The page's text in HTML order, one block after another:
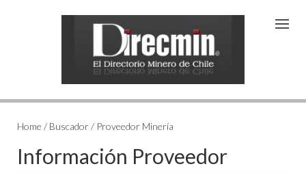
Home / Buscador / Proveedor Minería
Información Proveedor